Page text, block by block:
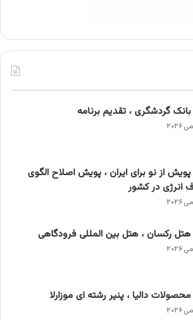
گردشگری ، تقدیم برنامه
از نو برای ایران ، پویش اصلاح الگوی
انرژی در کشور
رکسان ، هتل بین المللی فرودگاهی
دالیا ، پنیر رشته ای موزارلا